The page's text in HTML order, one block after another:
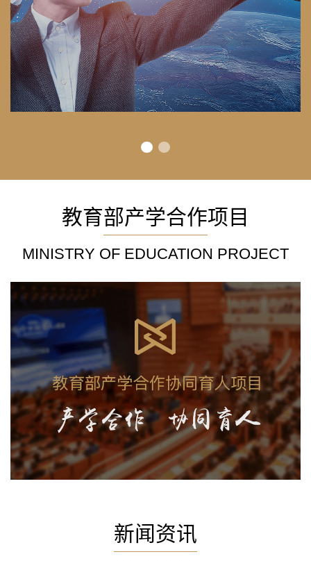
教育部产学合作项目
MINISTRY OF EDUCATION PROJECT
新闻资讯